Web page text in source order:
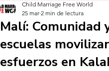
Malí: Comunidad
escuelas
esfuerzos en
Child Marriage Free World
25 mar 2 min de lectura